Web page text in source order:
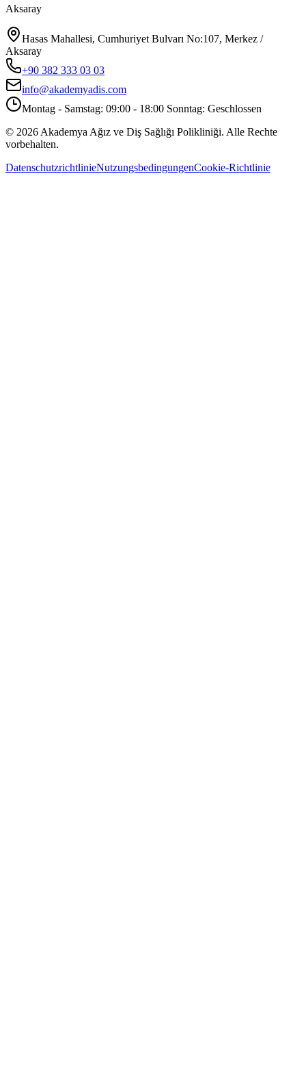
Aksaray
Hasas Mahallesi, Cumhuriyet Bulvarı No:107, Merkez /
Aksaray
+90 382 333 03 03
info@akademyadis.com
Montag - Samstag: 09:00 - 18:00 Sonntag: Geschlossen
© 2026 Akademya Ağız ve Diş Sağlığı Polikliniği. Alle Rechte
vorbehalten.
DatenschutzrichtlinieNutzungsbedingungenCookie-Richtlinie